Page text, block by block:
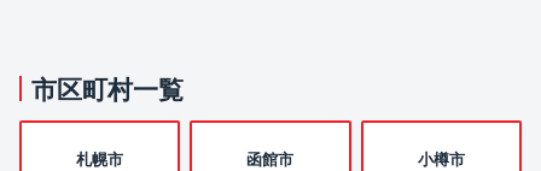
市区町村一覧
札幌市 函館市 小樽市